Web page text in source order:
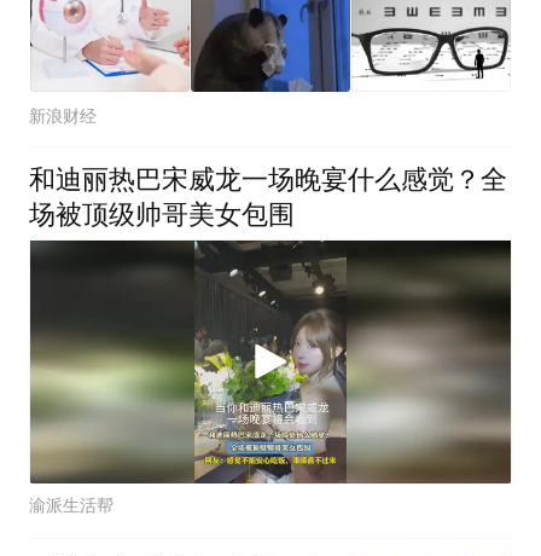
新浪财经
和迪丽热巴宋威龙一场晚宴什么感觉？全
场被顶级帅哥美女包围
渝派生活帮